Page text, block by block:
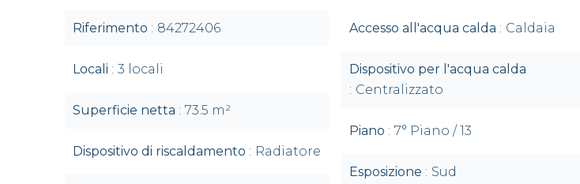
Riferimento 84272406
Locali 3 locali
Superficie netta 73.5 m²
Dispositivo di riscaldamento Radiatore
Accesso all'acqua calda Caldaia
Dispositivo per l'acqua calda
Centralizzato
Piano 7° Piano / 13
Esposizione Sud